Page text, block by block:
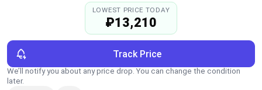
Categories
Brands
LOWEST PRICE TODAY
₽13,210
Track Price
We’ll notify you about any price drop. You can change the condition
later.